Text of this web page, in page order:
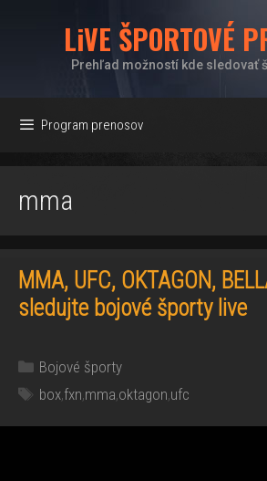
LiVE ŠPORTOVÉ
Prehľad možností kde sledovať
Program prenosov
mma
MMA, UFC, OKTAGON,
sledujte bojové športy live
Kategórie
Bojové športy
Značky
box,fxn,mma,oktagon,ufc